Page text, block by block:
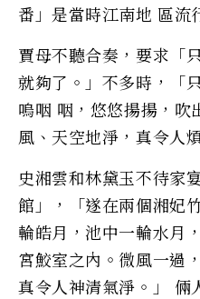
番」是當時江南地 區流
賈母不聽合奏，要求「
就夠了。」不多時，「
嗚咽 咽，悠悠揚揚，吹
風、天空地淨，真令人煩
史湘雲和林黛玉不待家
館」，「遂在兩個湘妃
輪皓月，池中一輪水月
宮鮫室之內。微風一過
真令人神清氣淨。」 倆